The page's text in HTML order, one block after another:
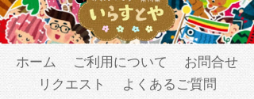
ホーム ご利用について
お問合せ
リクエスト
よくあるご質問